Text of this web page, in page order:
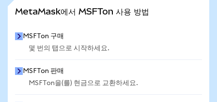
MetaMask에서 MSFTon 사용 방법
MSFTon 구매
몇 번의 탭으로 시작하세요.
MSFTon 판매
MSFTon을(를) 현금으로 교환하세요.